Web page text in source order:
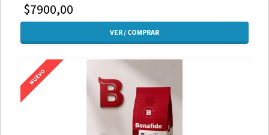
$7900,00
VER / COMPRAR
NUEVO